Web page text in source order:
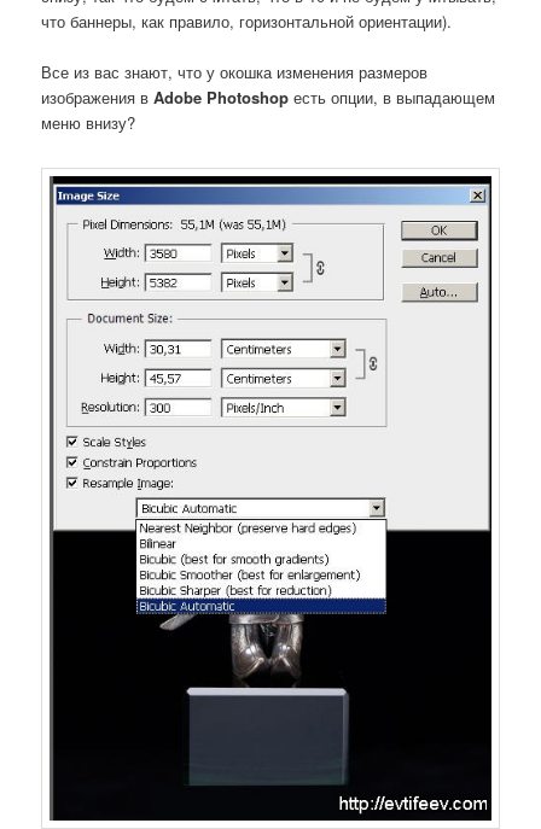
что баннеры, как правило, горизонтальной ориентации).
Все из вас знают, что у окошка изменения размеров
изображения вAdobe Photoshop есть опции, в выпадающем
меню внизу?